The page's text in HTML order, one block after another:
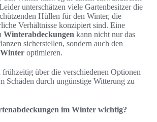
unterschätzen viele Gartenbesitzer die
Hüllen für den Winter, die
Verhältnisse konzipiert sind. Eine
Winterabdeckungen kann nicht nur das
sicherstellen, sondern auch den
optimieren.
frühzeitig über die verschiedenen Optionen
Schäden durch ungünstige Witterung zu
im Winter wichtig?